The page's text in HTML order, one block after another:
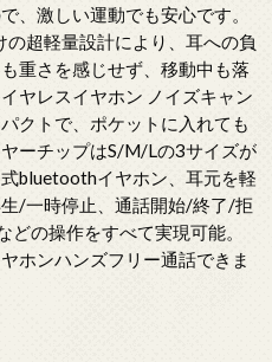
、激しい運動でも安心です。
超軽量設計により、耳への負
重さを感じせず、移動中も落
ヤレスイヤホン ノイズキャン
クトで、ポケットに入れても
ーチップはS/M/Lの3サイズが
bluetoothイヤホン、耳元を軽
/一時停止、通話開始/終了/拒
の操作をすべて実現可能。
ホンハンズフリー通話できま